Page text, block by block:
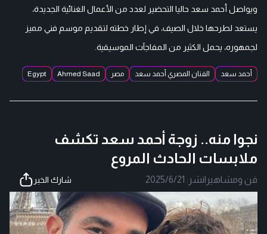
ويواصل أحمد سعد حاليا التحضير لعدد من الأعمال الغنائية الجديدة،
يستعد لطرحها خلال الصيف، في إطار خطته لتقديم موسم فني مميز
لجمهوره، يحمل الكثير من المفاجآت الموسيقية.
أحمد سعد الفنان المصري أحمد سعد مصر Ahmed Saad
Egypt
نجوا منه.. زوجة أحمد سعد تكشف
ملابسات الحادث المروع
فن ومشاهير |نشر: 2025/6/21 شارك الخبر